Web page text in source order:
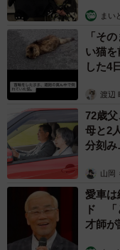
まい
「そ
い猫
した4
渡辺
72歳
母と2
分刻み
山岡
愛車は
ド 「
才師が